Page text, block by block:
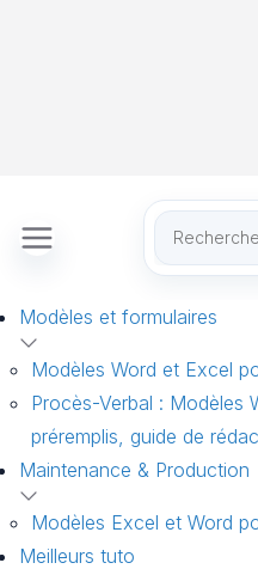
Modèles et formulaires
Modèles Word et Excel
Procès-Verbal : Modèles
préremplis, guide de
Maintenance & Production
Modèles Excel et Word
Meilleurs tuto